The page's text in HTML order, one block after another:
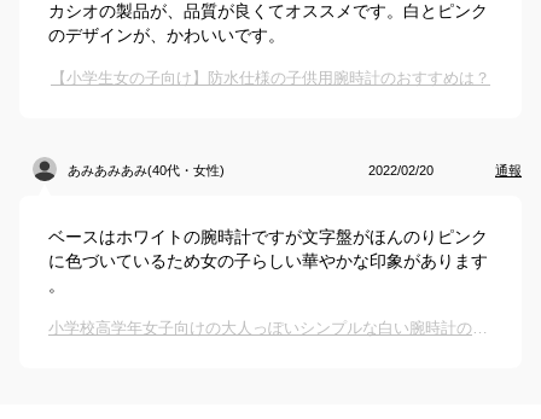
カシオの製品が、品質が良くてオススメです。白とピンク
のデザインが、かわいいです。
【小学生女の子向け】防水仕様の子供用腕時計のおすすめは？
あみあみあみ(40代・女性) 2022/02/20 通報
ベースはホワイトの腕時計ですが文字盤がほんのりピンク
に色づいているため女の子らしい華やかな印象があります
。
小学校高学年女子向けの大人っぽいシンプルな白い腕時計のおすすめは？